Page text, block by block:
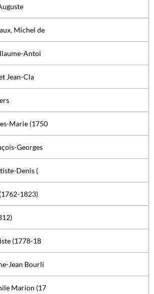
Michel de
Antoi
Jean-Cla
Marie (1750
Georges
Denis (
1823)
(1778-18
Jean Bourli
Marion (17